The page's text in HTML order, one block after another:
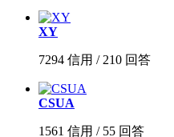
XY
7294 信用 / 210 回答
CSUA
1561 信用 / 55 回答